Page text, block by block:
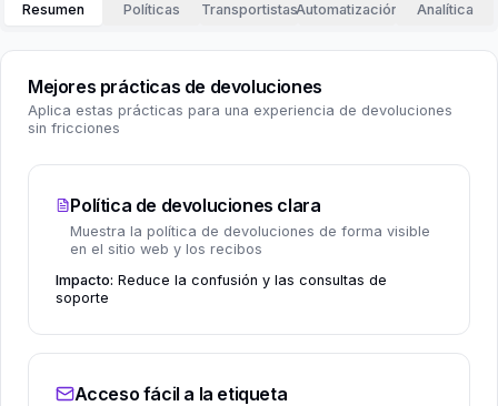
Resumen Políticas TransportistasAutomatización Analítica
Mejores prácticas de devoluciones
Aplica estas prácticas para una experiencia de devoluciones
sin fricciones
Política de devoluciones clara
Muestra la política de devoluciones de forma visible
en el sitio web y los recibos
Impacto: Reduce la confusión y las consultas de
soporte
Acceso fácil a la etiqueta